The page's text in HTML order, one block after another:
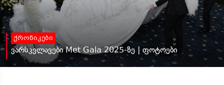
ქრონიკები
ვარსკვლავები Met Gala 2025-ზე | ფოტოები